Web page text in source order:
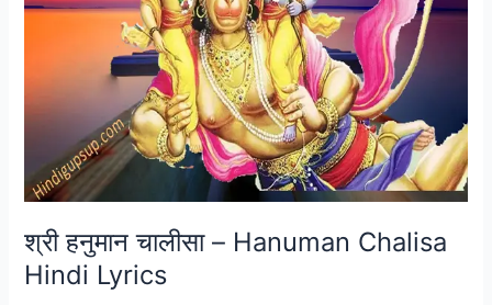
श्री हनुमान चालीसा – Hanuman Chalisa
Hindi Lyrics
Chalisa